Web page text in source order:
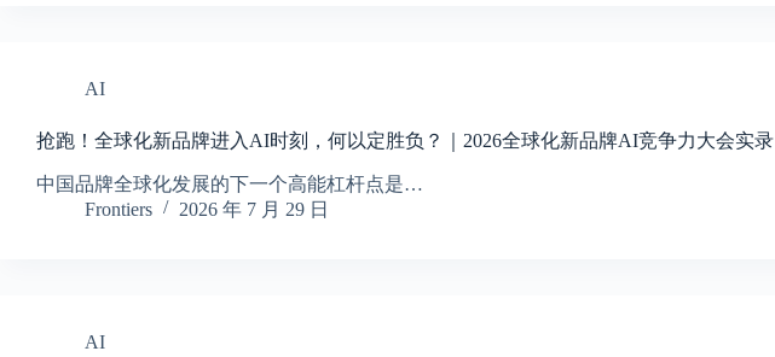
AI
抢跑！全球化新品牌进入AI时刻，何以定胜负？｜2026全球化新品牌AI竞争力大会实录
中国品牌全球化发展的下一个高能杠杆点是…
Frontiers
2026 年 7 月 29 日
AI